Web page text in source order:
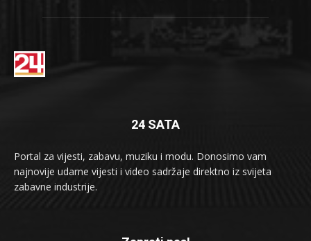
24 SATA
Portal za vijesti, zabavu, muziku i modu. Donosimo vam
najnovije udarne vijesti i video sadržaje direktno iz svijeta
zabavne industrije.